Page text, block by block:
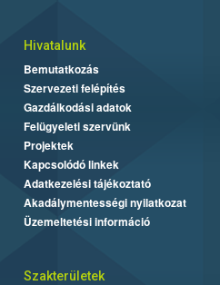
Hivatalunk
Bemutatkozás
Szervezeti felépítés
Gazdálkodási adatok
Felügyeleti szervünk
Projektek
Kapcsolódó linkek
Adatkezelési tájékoztató
Akadálymentességi nyilatkozat
Üzemeltetési információ
Szakterületek